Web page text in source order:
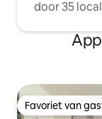
door 35
Favoriet van
Favoriet van